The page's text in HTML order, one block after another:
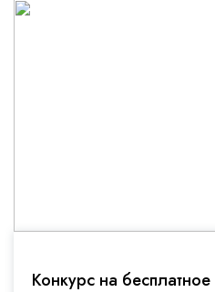
Конкурс на